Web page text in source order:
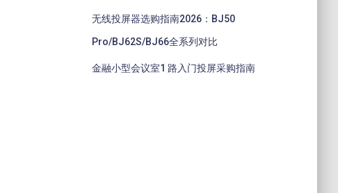
无线投屏器选购指南2026：BJ50
Pro/BJ62S/BJ66全系列对比
金融小型会议室1 路入门投屏采购指南